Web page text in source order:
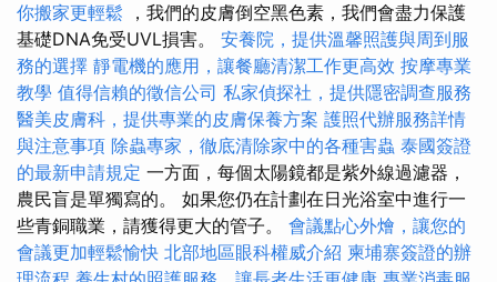
你搬家更輕鬆 ，我們的皮膚倒空黑色素，我們會盡力保護
基礎DNA免受UVL損害。 安養院，提供溫馨照護與周到服
務的選擇 靜電機的應用，讓餐廳清潔工作更高效 按摩專業
教學 值得信賴的徵信公司 私家偵探社，提供隱密調查服務
醫美皮膚科，提供專業的皮膚保養方案 護照代辦服務詳情
與注意事項 除蟲專家，徹底清除家中的各種害蟲 泰國簽證
的最新申請規定 一方面，每個太陽鏡都是紫外線過濾器，
農民盲是單獨寫的。 如果您仍在計劃在日光浴室中進行一
些青銅職業，請獲得更大的管子。 會議點心外燴，讓您的
會議更加輕鬆愉快 北部地區眼科權威介紹 柬埔寨簽證的辦